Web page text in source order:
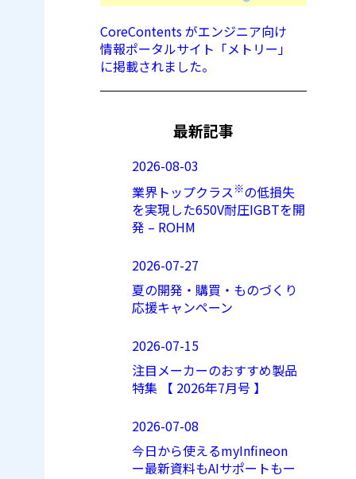
CoreContents がエンジニア向け
情報ポータルサイト「メトリー」
に掲載されました。
最新記事
2026-08-03
業界トップクラス※の低損失
を実現した650V耐圧IGBTを開
発 – ROHM
2026-07-27
夏の開発・購買・ものづくり
応援キャンペーン
2026-07-15
注目メーカーのおすすめ製品
特集 【 2026年7月号 】
2026-07-08
今日から使えるmyInfineon
ー最新資料もAIサポートもー